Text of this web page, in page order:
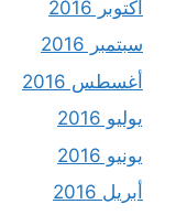
أكتوبر 2016
سبتمبر 2016
أغسطس 2016
يوليو 2016
يونيو 2016
أبريل 2016